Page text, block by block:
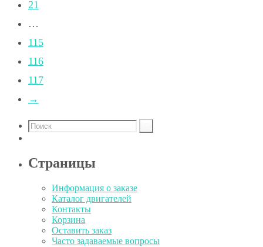
21
…
115
116
117
→
Страницы
Информация о заказе
Каталог двигателей
Контакты
Корзина
Оставить заказ
Часто задаваемые вопросы